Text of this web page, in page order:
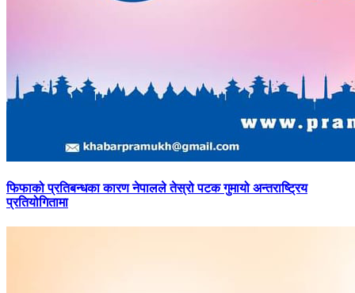
फिफाकोप्रतिबन्धका कारण नेपालले तेस्रो पटक गुमायो अन्तराष्ट्रिय
प्रतियोगितामा